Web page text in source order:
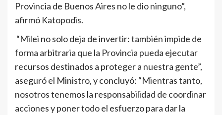
Provincia de Buenos Aires no le dio ninguno”,
afirmó Katopodis.
“Milei no solo deja de invertir: también impide de
forma arbitraria que la Provincia pueda ejecutar
recursos destinados a proteger a nuestra gente”,
aseguró el Ministro, y concluyó: “Mientras tanto,
nosotros tenemos la responsabilidad de coordinar
acciones y poner todo el esfuerzo para dar la